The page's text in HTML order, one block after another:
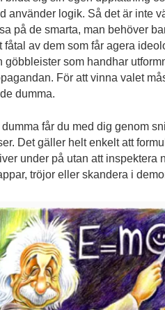
använder logik. Så det är inte
på de smarta, man behöver
fåtal av dem som får agera
göbbleister som handhar
För att vinna valet
dumma.
dumma får du med dig genom
Det gäller helt enkelt att
under på utan att inspektera
tröjor eller skandera i